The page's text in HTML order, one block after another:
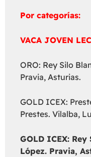
Por categorías:
VACA JOVEN
ORO: Rey Silo
Pravia, Asturias.
GOLD ICEX:
Prestes. Vilalba,
GOLD ICEX: Rey
López. Pravia,